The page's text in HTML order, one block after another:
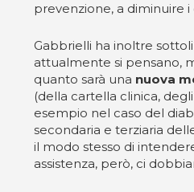
prevenzione, a diminuire
Gabbrielli ha inoltre
attualmente si pensano,
quanto sarà una nuova
(della cartella clinica,
esempio nel caso del
secondaria e terziaria
il modo stesso di
assistenza, però, ci